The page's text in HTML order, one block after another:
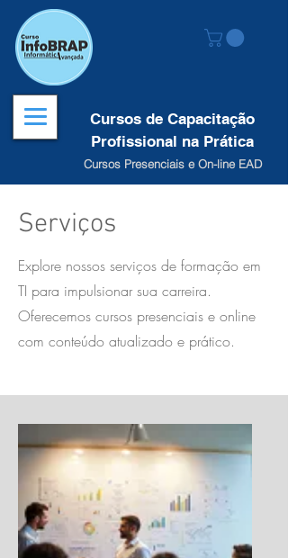
Cursos de Capacitação
Profissional na Prática
Cursos Presenciais e On-line EAD
Serviços
Explore nossos serviços de formação em
TI para impulsionar sua carreira.
Oferecemos cursos presenciais e online
com conteúdo atualizado e prático.